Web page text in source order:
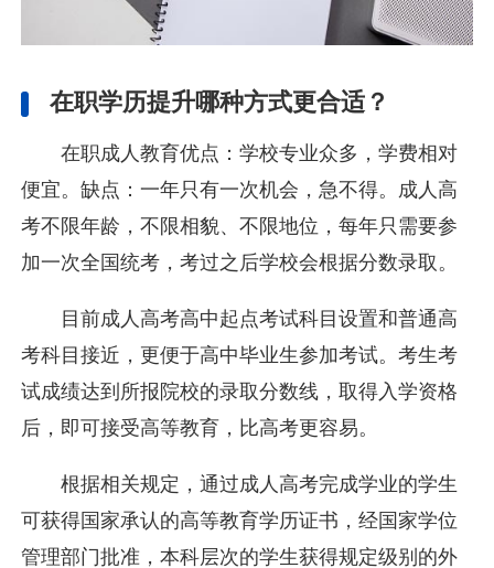
在职学历提升哪种方式更合适？
在职成人教育优点：学校专业众多，学费相对
便宜。缺点：一年只有一次机会，急不得。成人高
考不限年龄，不限相貌、不限地位，每年只需要参
加一次全国统考，考过之后学校会根据分数录取。
目前成人高考高中起点考试科目设置和普通高
考科目接近，更便于高中毕业生参加考试。考生考
试成绩达到所报院校的录取分数线，取得入学资格
后，即可接受高等教育，比高考更容易。
根据相关规定，通过成人高考完成学业的学生
可获得国家承认的高等教育学历证书，经国家学位
管理部门批准，本科层次的学生获得规定级别的外